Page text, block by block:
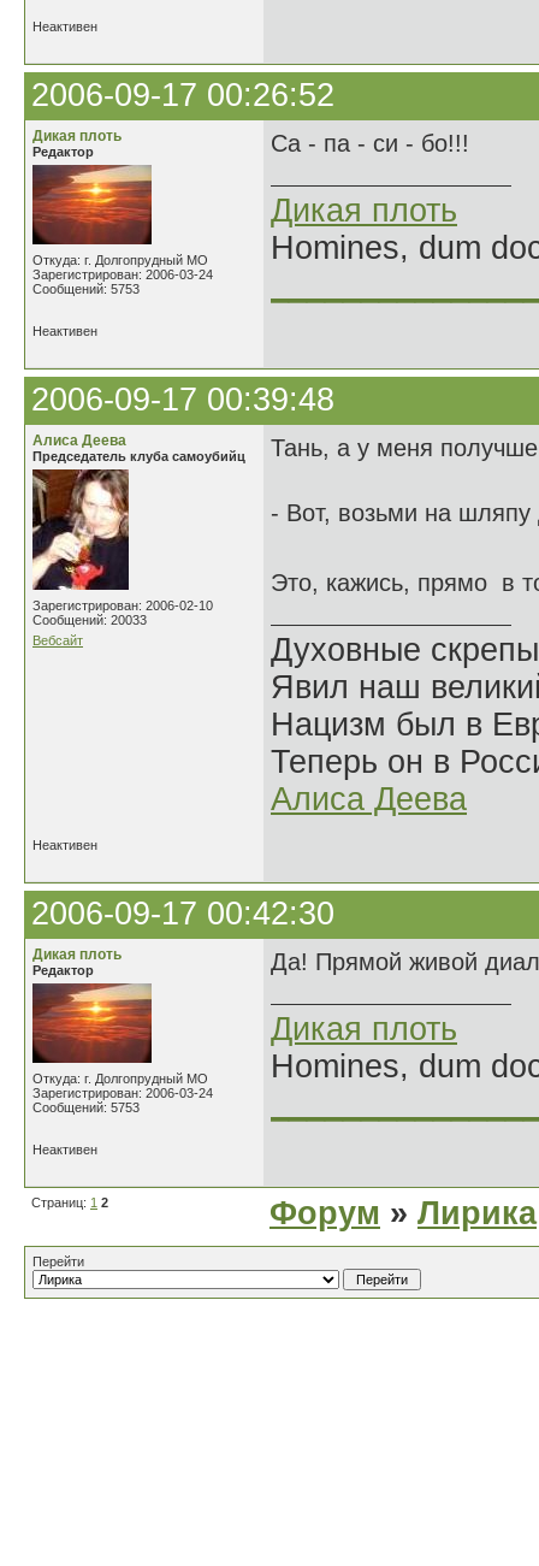
Неактивен
2006-09-17 00:26:52
Дикая плоть
Редактор
Откуда: г. Долгопрудный МО
Зарегистрирован: 2006-03-24
Сообщений: 5753
Са - па - си - бо!!!
Дикая плоть
Homines, dum
Неактивен
2006-09-17 00:39:48
Алиса Деева
Председатель клуба самоубийц
Зарегистрирован: 2006-02-10
Сообщений: 20033
Вебсайт
Тань, а у меня
- Вот, возьми на шляпу
Это, кажись, прямо в
Духовные
Явил наш
Нацизм был в
Теперь он в
Алиса Деева
Неактивен
2006-09-17 00:42:30
Дикая плоть
Редактор
Откуда: г. Долгопрудный МО
Зарегистрирован: 2006-03-24
Сообщений: 5753
Да! Прямой живой
Дикая плоть
Homines, dum
Неактивен
Страниц: 1 2 Форум » Лирика
Перейти